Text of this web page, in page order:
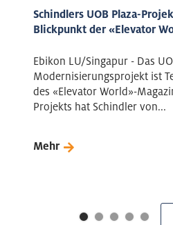
Schindlers UOB Plaza-
Blickpunkt der «Elevator
Ebikon LU/Singapur - Das
Modernisierungsprojekt ist
des «Elevator World»-
Projekts hat Schindler von...
Mehr